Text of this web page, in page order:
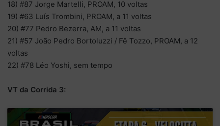
18) #87 Jorge Martelli, PROAM, 10 voltas
19) #63 Luís Trombini, PROAM, a 11 voltas
20) #77 Pedro Bezerra, AM, a 11 voltas
21) #57 João Pedro Bortoluzzi / Fê Tozzo, PROAM, a 12
voltas
22) #78 Léo Yoshi, sem tempo
VT da Corrida 3: